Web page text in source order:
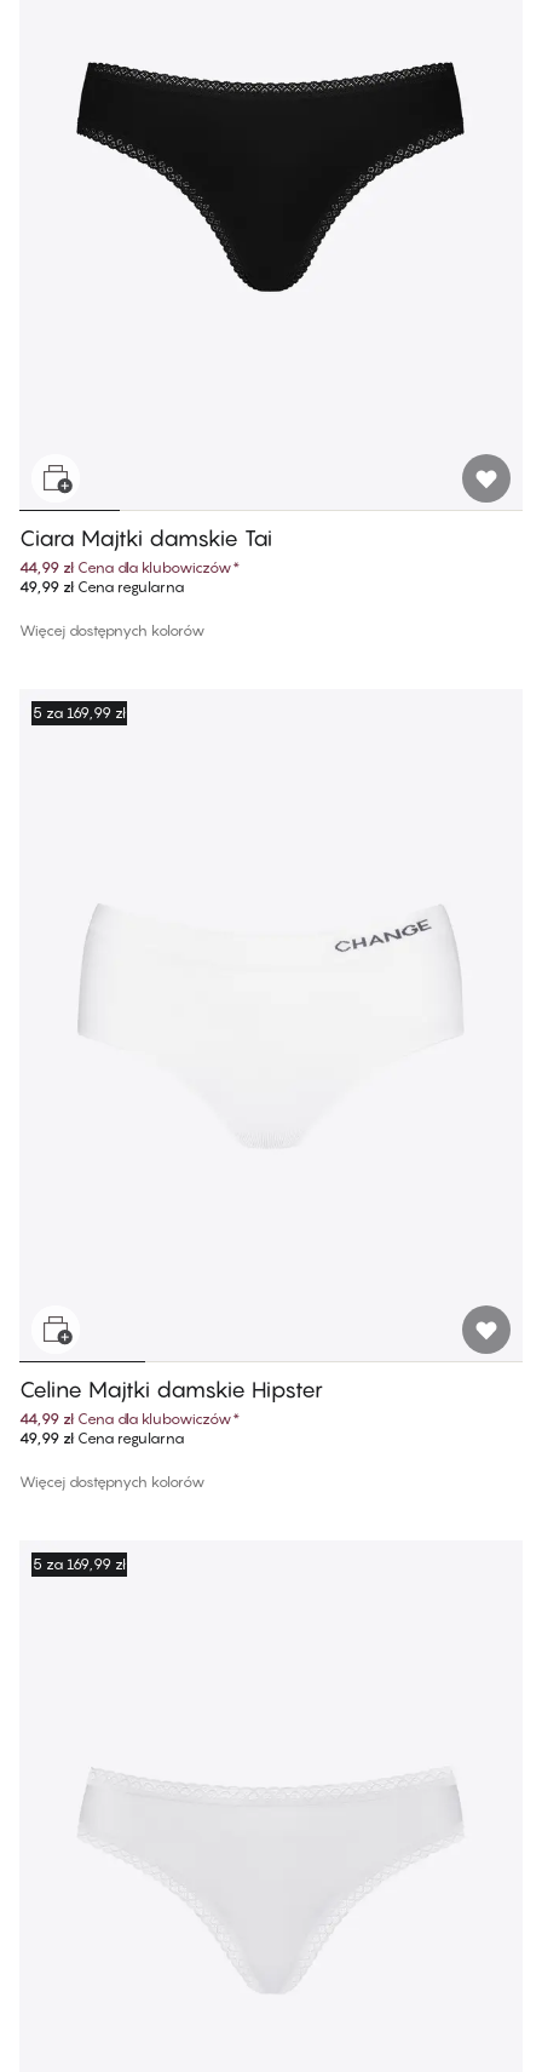
Ciara Majtki damskie Tai
44,99 zł Cena dla klubowiczów*
49,99 złCena regularna
Więcej dostępnych kolorów
5 za 169,99 zł
Celine Majtki damskie Hipster
44,99 zł Cena dla klubowiczów*
49,99 złCena regularna
Więcej dostępnych kolorów
5 za 169,99 zł